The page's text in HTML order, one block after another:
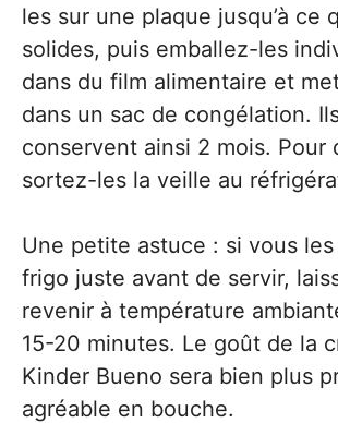
les sur une plaque jusqu’à ce
solides, puis emballez-les
dans du film alimentaire et
dans un sac de congélation.
conservent ainsi 2 mois. Pour
sortez-les la veille au
Une petite astuce : si vous
frigo juste avant de servir,
revenir à température
15-20 minutes. Le goût de la
Kinder Bueno sera bien plus
agréable en bouche.